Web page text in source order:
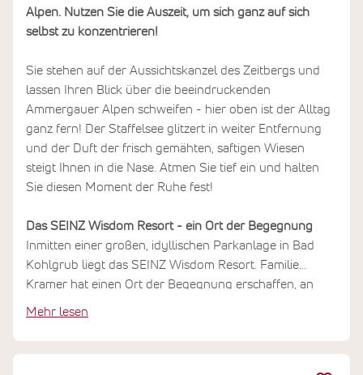
Alpen. Nutzen Sie die Auszeit, um sich ganz auf sich
selbst zu konzentrieren!
Sie stehen auf der Aussichtskanzel des Zeitbergs und
lassen Ihren Blick über die beeindruckenden
Ammergauer Alpen schweifen - hier oben ist der Alltag
ganz fern! Der Staffelsee glitzert in weiter Entfernung
und der Duft der frisch gemähten, saftigen Wiesen
steigt Ihnen in die Nase. Atmen Sie tief ein und halten
Sie diesen Moment der Ruhe fest!
Das SEINZ Wisdom Resort - ein Ort der Begegnung
Inmitten einer großen, idyllischen Parkanlage in Bad
Kohlgrub liegt das SEINZ Wisdom Resort. Familie
Kramer hat einen Ort der Begegnung erschaffen, an
Urlaub zu einem unvergesslichen und erholsamen
Mehr lesen